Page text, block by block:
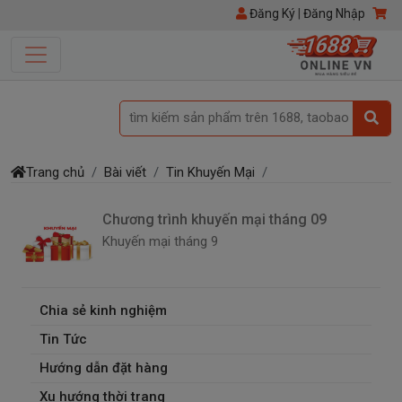
Đăng Ký| Đăng Nhập
tìm kiếm sản phẩm trên 1688, taobao
Trang chủ Bài viết Tin Khuyến Mại
Chương trình khuyến mại tháng 09
Khuyến mại tháng 9
Chia sẻ kinh nghiệm
Tin Tức
Hướng dẫn đặt hàng
Xu hướng thời trang